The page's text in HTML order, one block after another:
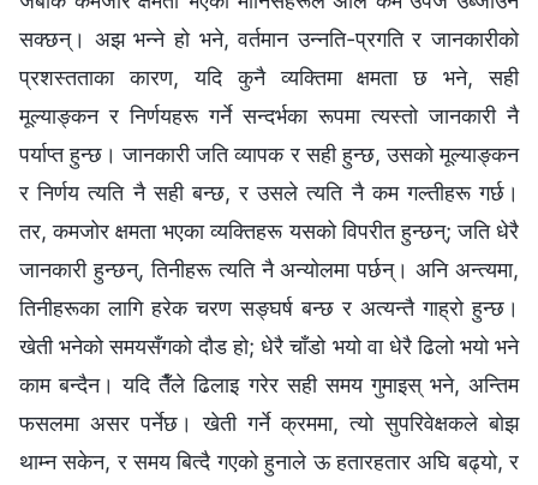
सक्छन्। अझ भन्‍ने हो भने, वर्तमान उन्नति-प्रगति र जानकारीको
प्रशस्तताका कारण, यदि कुनै व्यक्तिमा क्षमता छ भने, सही
मूल्याङ्कन र निर्णयहरू गर्ने सन्दर्भका रूपमा त्यस्तो जानकारी नै
पर्याप्त हुन्छ। जानकारी जति व्यापक र सही हुन्छ, उसको मूल्याङ्कन
र निर्णय त्यति नै सही बन्छ, र उसले त्यति नै कम गल्तीहरू गर्छ।
तर, कमजोर क्षमता भएका व्यक्तिहरू यसको विपरीत हुन्छन्; जति धेरै
जानकारी हुन्छन्, तिनीहरू त्यति नै अन्योलमा पर्छन्। अनि अन्त्यमा,
तिनीहरूका लागि हरेक चरण सङ्घर्ष बन्छ र अत्यन्तै गाह्रो हुन्छ।
खेती भनेको समयसँगको दौड हो; धेरै चाँडो भयो वा धेरै ढिलो भयो भने
काम बन्दैन। यदि तैँले ढिलाइ गरेर सही समय गुमाइस् भने, अन्तिम
फसलमा असर पर्नेछ। खेती गर्ने क्रममा, त्यो सुपरिवेक्षकले बोझ
थाम्न सकेन, र समय बित्दै गएको हुनाले ऊ हतारहतार अघि बढ्यो, र